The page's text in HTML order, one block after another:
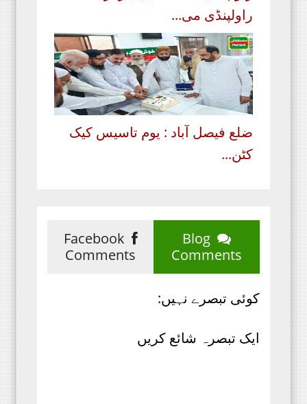
راولپنڈی می...
ضلع فیصل آباد : یوم تاسیس کیک
کٹن...
Blog
Comments
Facebook
Comments
کوئی تبصرے نہیں:
ایک تبصرہ شائع کریں